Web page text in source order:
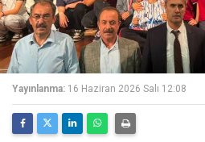
Yayınlanma: 16 Haziran 2026 Salı 12:08